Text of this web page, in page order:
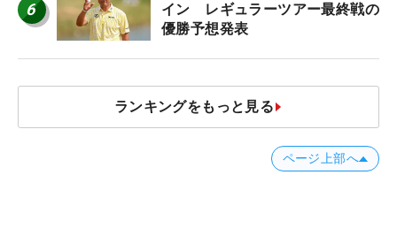
6
イン レギュラーツアー最終戦の
優勝予想発表
ランキングをもっと見る
ページ上部へ